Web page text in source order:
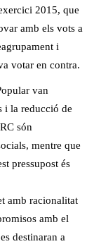
2015, que
amb els vots a
i
votar en contra.
van
i la reducció de
són
mentre que
pressupost és
amb racionalitat
amb el
destinaran a